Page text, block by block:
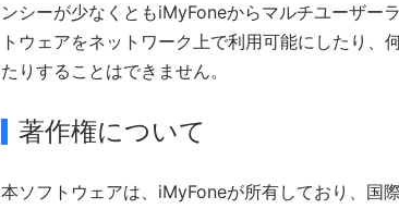
ンシーが少なくともiMyFoneからマルチユーザー
トウェアをネットワーク上で利用可能にしたり
たりすることはできません。
著作権について
本ソフトウェアは、iMyFoneが所有しており、国